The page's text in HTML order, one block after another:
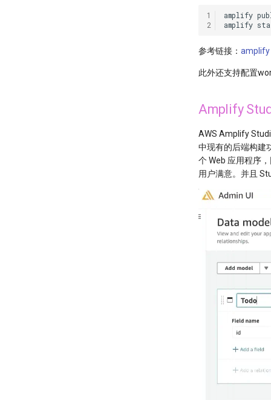
1
2
amplify
amplify
参考链接： amplify
此外还支持配置
Amplify
AWS Amplify
中现有的后端构建
个 Web 应用程序
用户满意。并且